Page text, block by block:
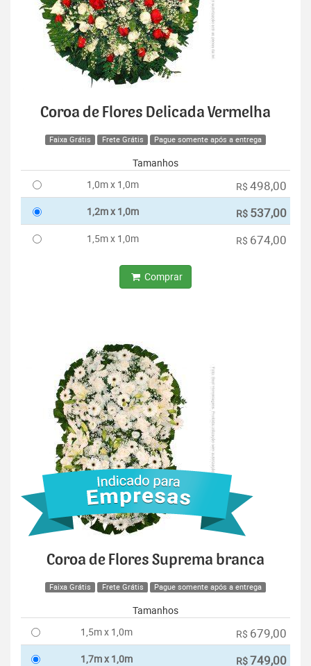
Coroa de Flores Delicada Vermelha
Faixa Grátis Frete Grátis Pague somente após a entrega
Tamanhos
1,0m x 1,0m
R$ 498,00
1,2m x 1,0m R$ 537,00
1,5m x 1,0m R$ 674,00
Comprar
Coroa de Flores Suprema branca
Faixa Grátis Frete Grátis Pague somente após a entrega
Tamanhos
1,5m x 1,0m
R$ 679,00
1,7m x 1,0m R$749,00